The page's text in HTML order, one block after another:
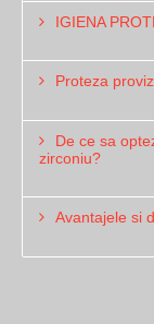
IGIENA
Proteza
De ce sa
zirconiu?
Avantajele si